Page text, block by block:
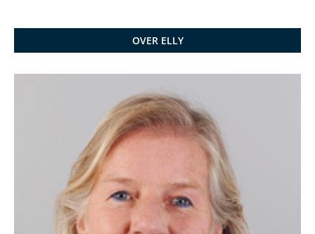
OVER ELLY